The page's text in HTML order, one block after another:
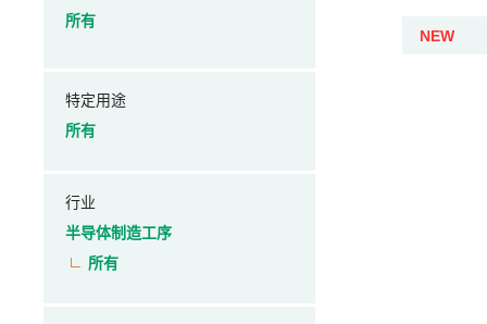
NEW
所有
特定用途
所有
行业
半导体制造工序
所有